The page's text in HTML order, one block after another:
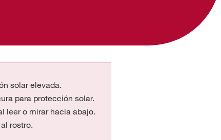
solar elevada.
para protección solar.
leer o mirar hacia abajo.
rostro.